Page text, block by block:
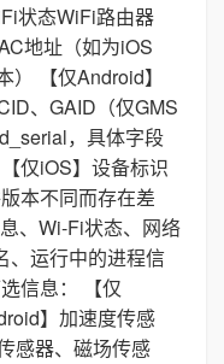
状态WiFi路由器
地址（如为iOS
【仅Android】
、GAID（仅GMS
，具体字段
仅iOS】设备标识
本不同而存在差
、Wi-Fi状态、网络
、运行中的进程信
信息： 【仅
】加速度传感
感器、磁场传感